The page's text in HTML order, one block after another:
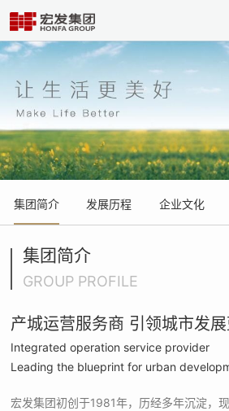
集团简介 发展历程 企业文化
集团简介
GROUP PROFILE
产城运营服务商 引领城市发展
Integrated operation service provider
Leading the blueprint for urban
宏发集团初创于1981年，历经多年沉淀，